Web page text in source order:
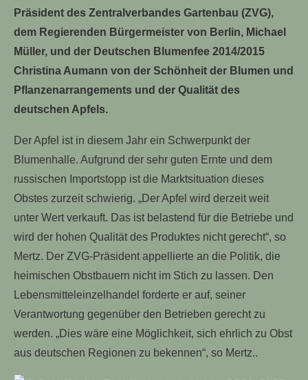
Präsident des Zentralverbandes Gartenbau (ZVG),
dem Regierenden Bürgermeister von Berlin, Michael
Müller, und der Deutschen Blumenfee 2014/2015
Christina Aumann von der Schönheit der Blumen und
Pflanzenarrangements und der Qualität des
deutschen Apfels.
Der Apfel ist in diesem Jahr ein Schwerpunkt der
Blumenhalle. Aufgrund der sehr guten Ernte und dem
russischen Importstopp ist die Marktsituation dieses
Obstes zurzeit schwierig. „Der Apfel wird derzeit weit
unter Wert verkauft. Das ist belastend für die Betriebe und
wird der hohen Qualität des Produktes nicht gerecht“, so
Mertz. Der ZVG-Präsident appellierte an die Politik, die
heimischen Obstbauern nicht im Stich zu lassen. Den
Lebensmitteleinzelhandel forderte er auf, seiner
Verantwortung gegenüber den Betrieben gerecht zu
werden. „Dies wäre eine Möglichkeit, sich ehrlich zu Obst
aus deutschen Regionen zu bekennen“, so Mertz..